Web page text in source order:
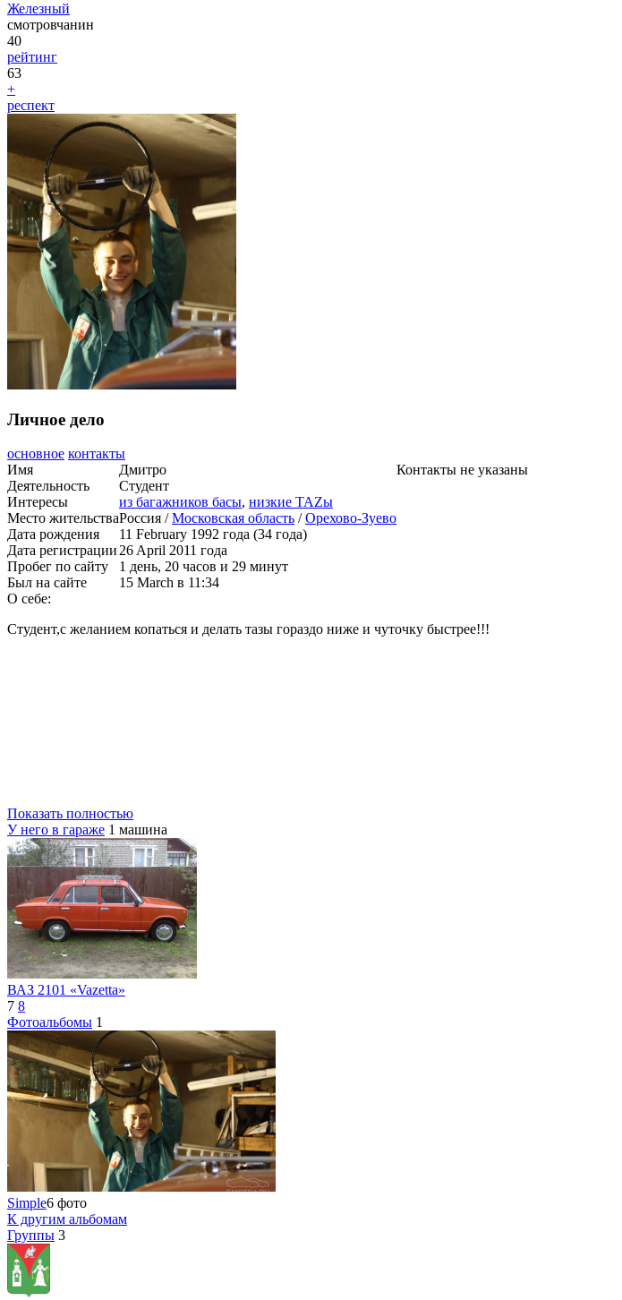
Железный
смотровчанин
40
рейтинг
63
+
респект
Личное дело
основное контакты
Имя
Дмитро
Деятельность
Студент
Интересы
из багажников басы, низкие TAZы
Место жительстваРоссия /Московская область /Орехово-Зуево
Дата рождения
11 February 1992 года (34 года)
Дата регистрации26 April 2011 года
Пробег по сайту
1 день, 20 часов и 29 минут
Был на сайте
15 March в 11:34
Контакты не указаны
О себе:
Студент,с желанием копаться и делать тазы гораздо ниже и чуточку быстрее!!!
Показать полностью
У него в гараже 1 машина
ВАЗ 2101 «Vazetta»
7 8
Фотоальбомы 1
Simple6 фото
К другим альбомам
Группы 3